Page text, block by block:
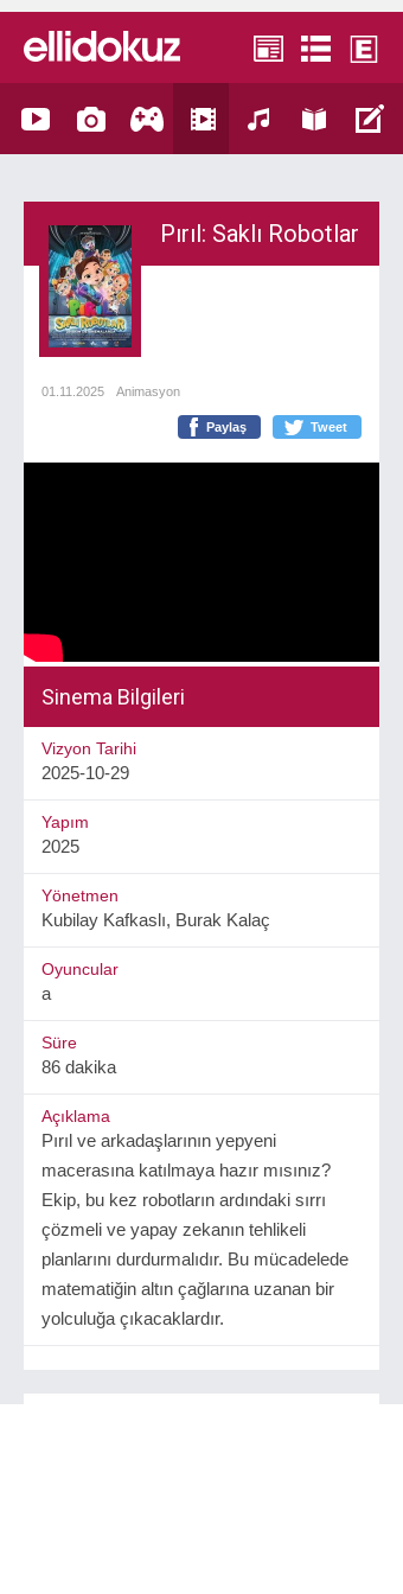
Pırıl: Saklı Robotlar
01.11.2025 Animasyon
Paylaş Tweet
Sinema Bilgileri
Vizyon Tarihi
2025-10-29
Yapım
2025
Yönetmen
Kubilay Kafkaslı, Burak Kalaç
Oyuncular
a
Süre
86 dakika
Açıklama
Pırıl ve arkadaşlarının yepyeni
macerasına katılmaya hazır mısınız?
Ekip, bu kez robotların ardındaki sırrı
çözmeli ve yapay zekanın tehlikeli
planlarını durdurmalıdır. Bu mücadelede
matematiğin altın çağlarına uzanan bir
yolculuğa çıkacaklardır.